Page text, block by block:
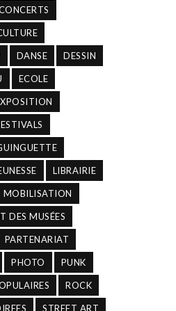
DANSE DESSIN
ECOLE
LIBRAIRIE
MOBILISATION
DES MUSÉES
PARTENARIAT
PHOTO PUNK
ROCK
STREET ART